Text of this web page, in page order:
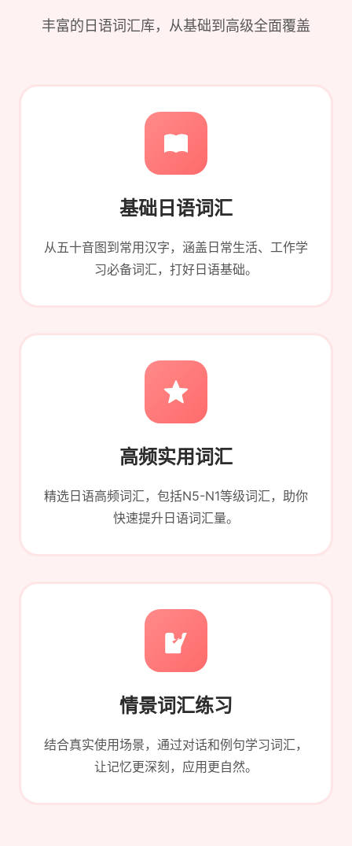
丰富的日语词汇库，从基础到高级全面覆盖
基础日语词汇
从五十音图到常用汉字，涵盖日常生活、工作学
习必备词汇，打好日语基础。
高频实用词汇
精选日语高频词汇，包括N5-N1等级词汇，助你
快速提升日语词汇量。
情景词汇练习
结合真实使用场景，通过对话和例句学习词汇，
让记忆更深刻，应用更自然。